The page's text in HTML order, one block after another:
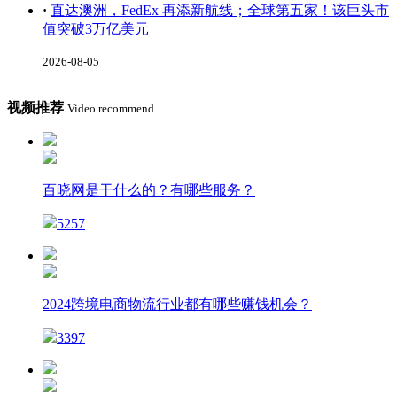
· 直达澳洲，FedEx 再添新航线；全球第五家！该巨头市
值突破3万亿美元
2026-08-05
视频推荐 Video recommend
百晓网是干什么的？有哪些服务？
5257
2024跨境电商物流行业都有哪些赚钱机会？
3397